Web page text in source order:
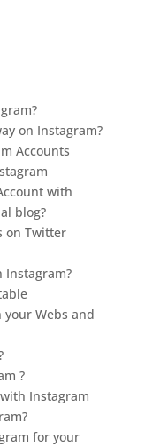
on Instagram?
Accounts
with
blog?
on Twitter
Instagram?
your Webs and
?
Instagram
for your